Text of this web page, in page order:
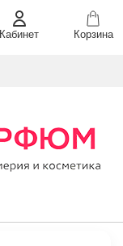
Кабинет Корзина